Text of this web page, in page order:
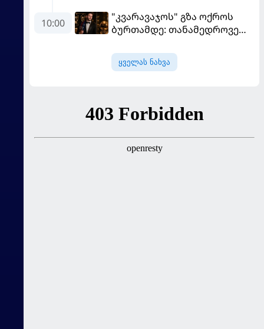
გადადგომას მოითხოვს
10:00
"კვარავაჯოს" გზა ოქროს
ბურთამდე: თანამედროვე
ყველას ნახვა